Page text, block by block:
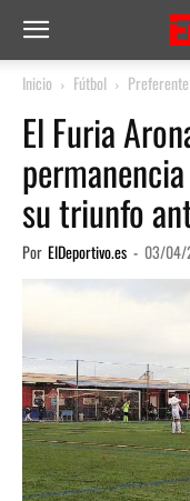
Inicio Fútbol Preferente
El Furia
su triunfo
Por ElDeportivo.es - 03/04/